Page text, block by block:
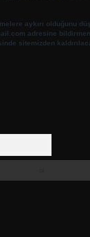
aykırı olduğunu
adresine
sitemizden